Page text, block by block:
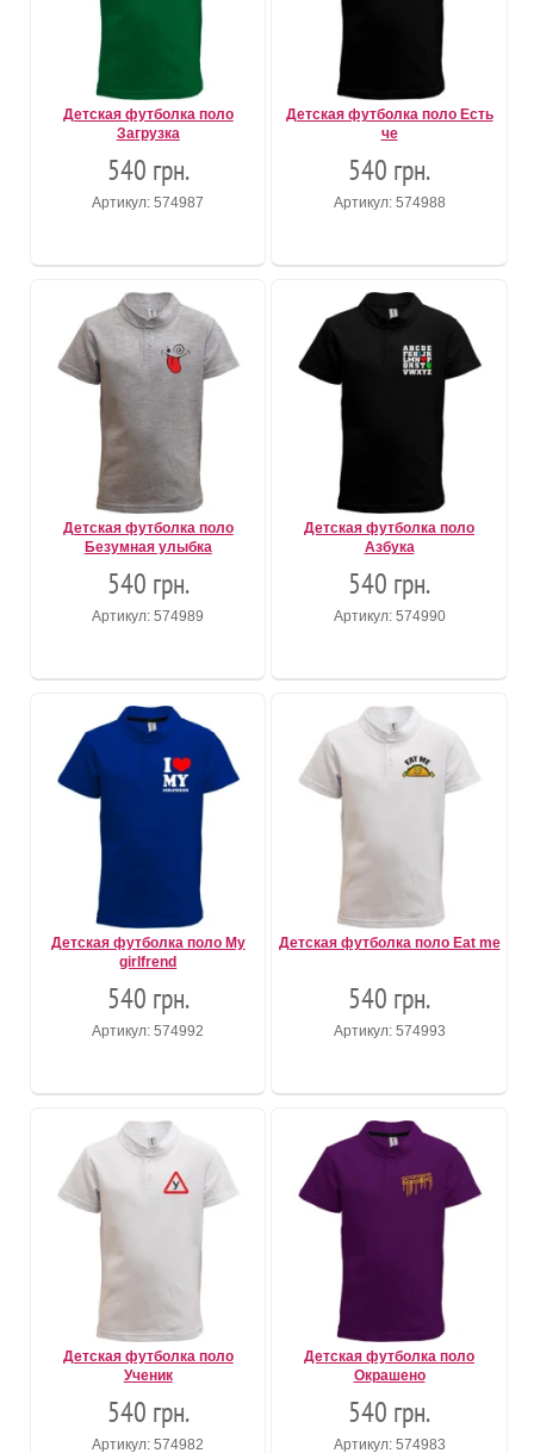
Детская футболка поло
Загрузка
540 грн.
Артикул: 574987
Детская футболка поло Есть
че
540 грн.
Артикул: 574988
Детская футболка поло
Безумная улыбка
540 грн.
Артикул: 574989
Детская футболка поло
Азбука
540 грн.
Артикул: 574990
Детская футболка поло My
girlfrend
540 грн.
Артикул: 574992
Детская футболка поло Eat mе
540 грн.
Артикул: 574993
Детская футболка поло
Ученик
540 грн.
Артикул: 574982
Детская футболка поло
Окрашено
540 грн.
Артикул: 574983